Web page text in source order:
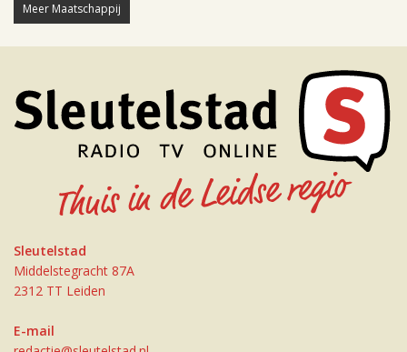
Meer Maatschappij
Sleutelstad
Middelstegracht 87A
2312 TT Leiden
E-mail